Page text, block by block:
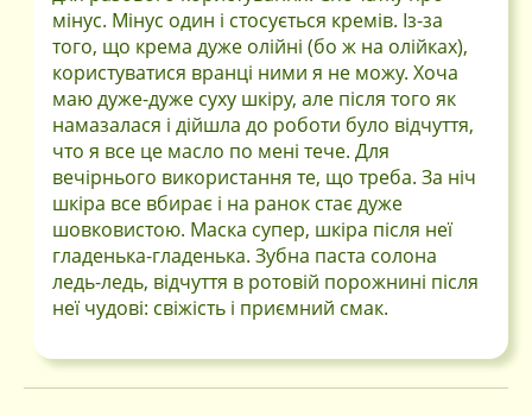
мінус. Мінус один і стосується кремів. Із-за
того, що крема дуже олійні (бо ж на олійках),
користуватися вранці ними я не можу. Хоча
маю дуже-дуже суху шкіру, але після того як
намазалася і дійшла до роботи було відчуття,
что я все це масло по мені тече. Для
вечірнього використання те, що треба. За ніч
шкіра все вбирає і на ранок стає дуже
шовковистою. Маска супер, шкіра після неї
гладенька-гладенька. Зубна паста солона
ледь-ледь, відчуття в ротовій порожнині після
неї чудові: свіжість і приємний смак.